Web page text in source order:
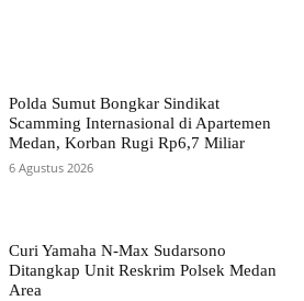
Polda Sumut Bongkar Sindikat
Scamming Internasional di Apartemen
Medan, Korban Rugi Rp6,7 Miliar
6 Agustus 2026
Curi Yamaha N-Max Sudarsono
Ditangkap Unit Reskrim Polsek Medan
Area